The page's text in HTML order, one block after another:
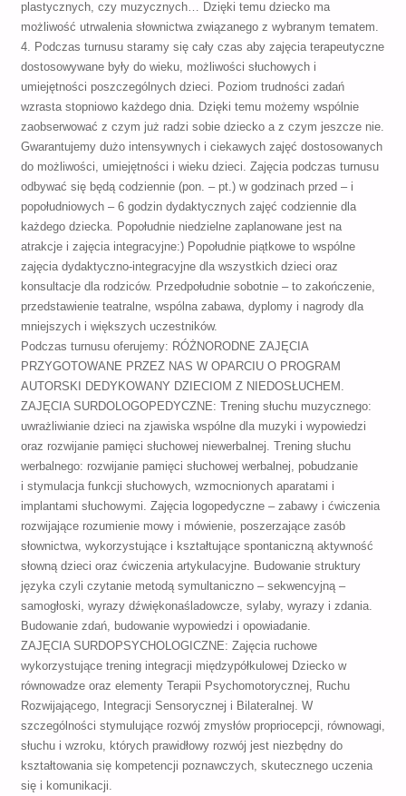
plastycznych, czy muzycznych… Dzięki temu dziecko ma
możliwość utrwalenia słownictwa związanego z wybranym tematem.
4. Podczas turnusu staramy się cały czas aby zajęcia terapeutyczne
dostosowywane były do wieku, możliwości słuchowych i
umiejętności poszczególnych dzieci. Poziom trudności zadań
wzrasta stopniowo każdego dnia. Dzięki temu możemy wspólnie
zaobserwować z czym już radzi sobie dziecko a z czym jeszcze nie.
Gwarantujemy dużo intensywnych i ciekawych zajęć dostosowanych
do możliwości, umiejętności i wieku dzieci. Zajęcia podczas turnusu
odbywać się będą codziennie (pon. – pt.) w godzinach przed – i
popołudniowych – 6 godzin dydaktycznych zajęć codziennie dla
każdego dziecka. Popołudnie niedzielne zaplanowane jest na
atrakcje i zajęcia integracyjne:) Popołudnie piątkowe to wspólne
zajęcia dydaktyczno-integracyjne dla wszystkich dzieci oraz
konsultacje dla rodziców. Przedpołudnie sobotnie – to zakończenie,
przedstawienie teatralne, wspólna zabawa, dyplomy i nagrody dla
mniejszych i większych uczestników.
Podczas turnusu oferujemy: RÓŻNORODNE ZAJĘCIA
PRZYGOTOWANE PRZEZ NAS W OPARCIU O PROGRAM
AUTORSKI DEDYKOWANY DZIECIOM Z NIEDOSŁUCHEM.
ZAJĘCIA SURDOLOGOPEDYCZNE: Trening słuchu muzycznego:
uwrażliwianie dzieci na zjawiska wspólne dla muzyki i wypowiedzi
oraz rozwijanie pamięci słuchowej niewerbalnej. Trening słuchu
werbalnego: rozwijanie pamięci słuchowej werbalnej, pobudzanie
i stymulacja funkcji słuchowych, wzmocnionych aparatami i
implantami słuchowymi. Zajęcia logopedyczne – zabawy i ćwiczenia
rozwijające rozumienie mowy i mówienie, poszerzające zasób
słownictwa, wykorzystujące i kształtujące spontaniczną aktywność
słowną dzieci oraz ćwiczenia artykulacyjne. Budowanie struktury
języka czyli czytanie metodą symultaniczno – sekwencyjną –
samogłoski, wyrazy dźwiękonaśladowcze, sylaby, wyrazy i zdania.
Budowanie zdań, budowanie wypowiedzi i opowiadanie.
ZAJĘCIA SURDOPSYCHOLOGICZNE: Zajęcia ruchowe
wykorzystujące trening integracji międzypółkulowej Dziecko w
równowadze oraz elementy Terapii Psychomotorycznej, Ruchu
Rozwijającego, Integracji Sensorycznej i Bilateralnej. W
szczególności stymulujące rozwój zmysłów propriocepcji, równowagi,
słuchu i wzroku, których prawidłowy rozwój jest niezbędny do
kształtowania się kompetencji poznawczych, skutecznego uczenia
się i komunikacji.